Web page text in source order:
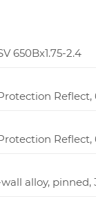
650Bx1.75-2.4
Reflect,
Reflect,
alloy, pinned,